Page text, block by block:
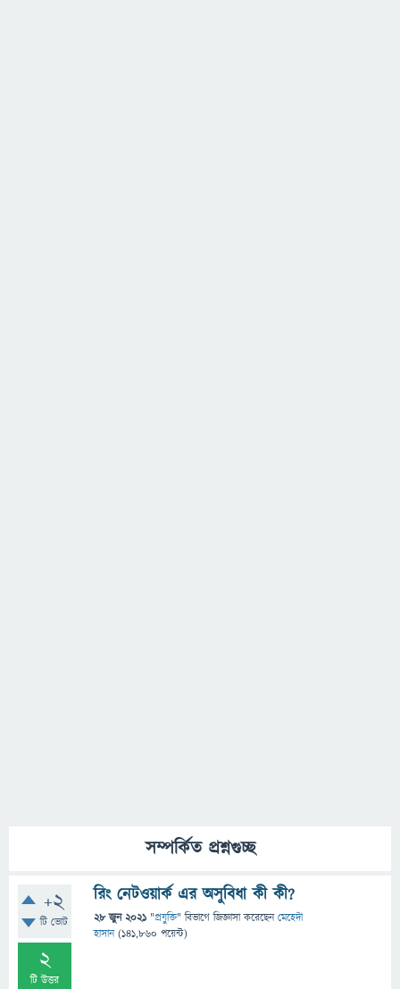
সম্পর্কিত প্রশ্নগুচ্ছ
+2
টি ভোট
2
টি উত্তর
রিং নেটওয়ার্ক এর অসুবিধা কী কী?
28 জুন 2021 "প্রযুক্তি" বিভাগে জিজ্ঞাসাকরেছেনমেহেদী
হাসান (141,860 পয়েন্ট)